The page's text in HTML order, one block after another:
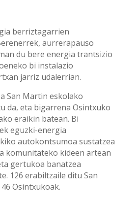
berriztagarrien
aurrerapauso
du bere energia trantsizio
bi instalazio
jarriz udalerrian.
San Martin eskolako
da, eta bigarrena Osintxuko
eraikin batean. Bi
eguzki-energia
autokontsumoa sustatzea
komunitateko kideen artean
gertukoa banatzea
126 erabiltzaile ditu San
Osintxukoak.